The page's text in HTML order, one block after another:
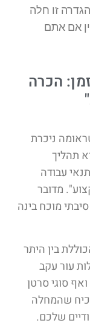
זו חלה
אם אתם
הכרה
ניכרת
תהליך
עבודה
מדובר
מוכח בינה
בין היתר
עור עקב
סוגי סרטן
שהמחלה
שלכם.